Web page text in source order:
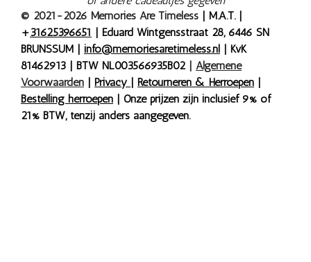
© 2021-2026 Memories Are Timeless | M.A.T. |
+31625396651 | Eduard Wintgensstraat 28, 6446 SN
BRUNSSUM | info@memoriesaretimeless.nl | KvK
81462913 | BTW NL003566935B02 | Algemene
Voorwaarden | Privacy | Retourneren & Herroepen |
Bestelling herroepen | Onze prijzen zijn inclusief 9% of
21% BTW, tenzij anders aangegeven.